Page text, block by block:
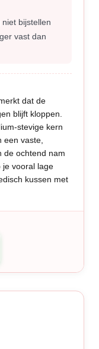
bijstellen
vast dan
dat de
blijft kloppen.
stevige kern
een vaste,
de ochtend nam
je vooral lage
kussen met